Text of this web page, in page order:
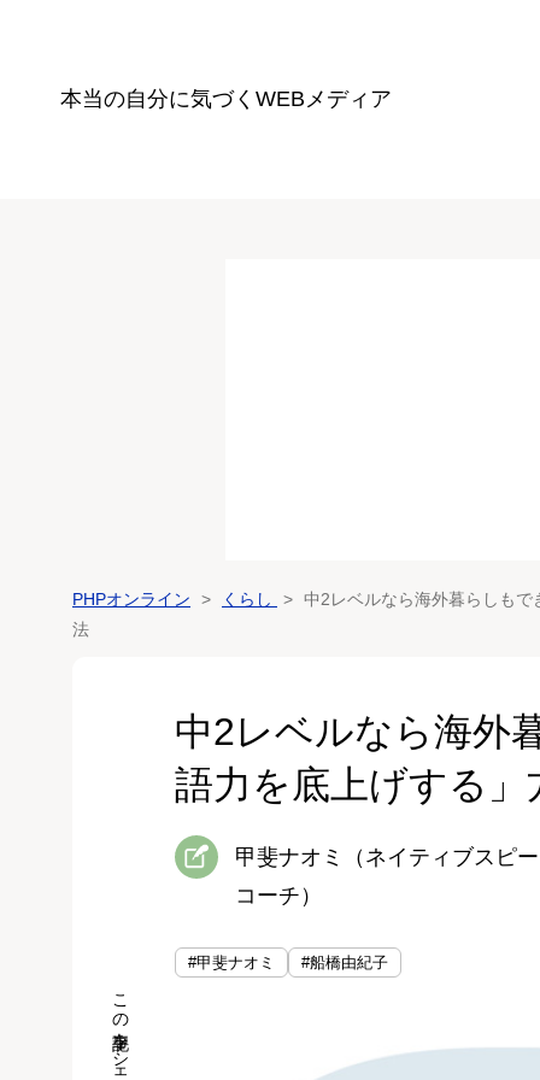
本当の自分に気づく WEBメディア
PHPオンライン くらし
中2レベルなら海外暮らしも
法
中2レベルなら海外
語力を底上げする」
甲斐ナオミ（ネイティブスピ
コーチ）
#甲斐ナオミ #船橋由紀子
この記事をシェア